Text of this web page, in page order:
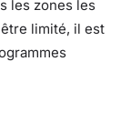
les zones les
limité, il est